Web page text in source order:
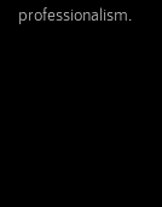
professionalism.